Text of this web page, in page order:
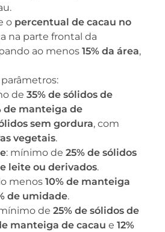
o percentual de cacau no
na parte frontal da
ao menos 15% da área,
de 35% de sólidos de
de manteiga de
sem gordura, com
vegetais.
: mínimo de 25% de sólidos
leite ou derivados.
menos 10% de manteiga
de umidade.
de 25% de sólidos de
manteiga de cacau e 12%